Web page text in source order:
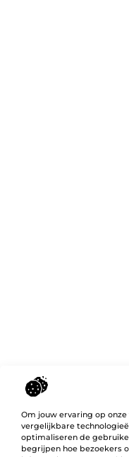
Om jouw ervaring op
vergelijkbare
optimaliseren de
begrijpen hoe bezoekers